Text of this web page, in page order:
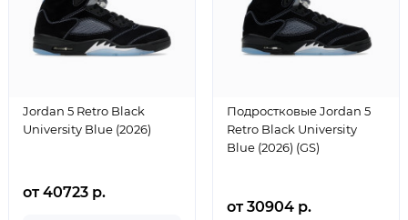
Jordan 5 Retro Black
University Blue (2026)
от 40723 р.
Подростковые Jordan 5
Retro Black University
Blue (2026) (GS)
от 30904 р.